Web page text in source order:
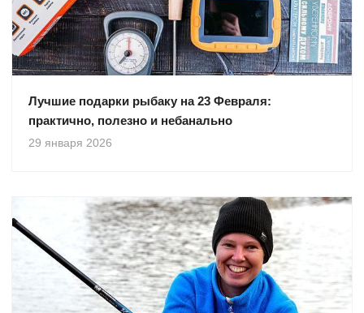
Лучшие подарки рыбаку на 23 Февраля:
практично, полезно и небанально
29 января 2026